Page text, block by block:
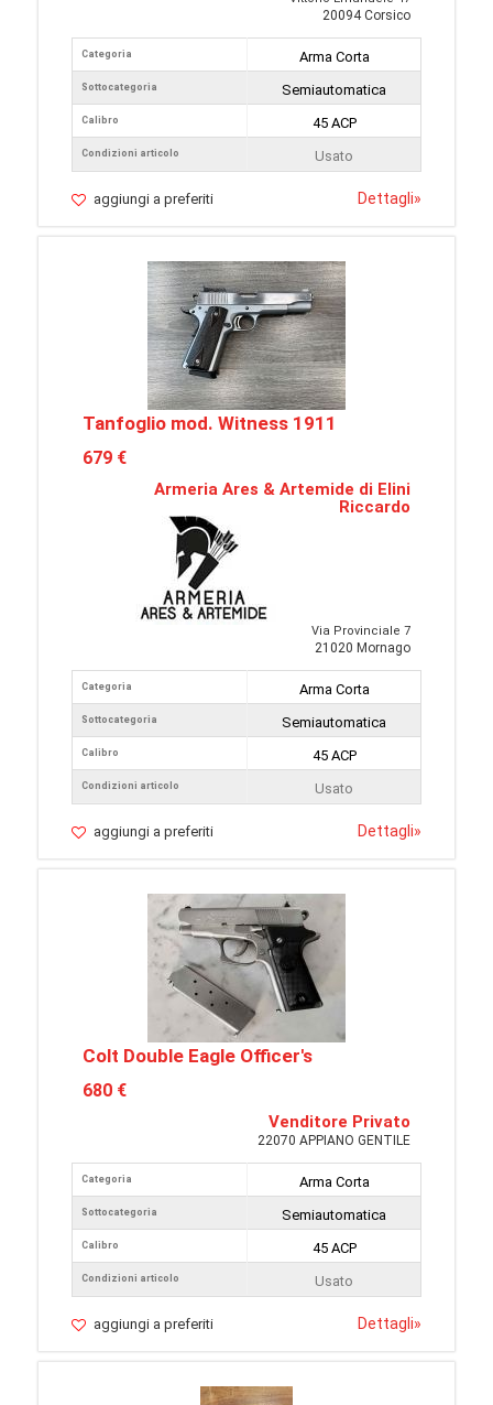
20094 Corsico
Categoria
Sottocategoria
Calibro
Condizioni articolo
Arma Corta
Semiautomatica
45 ACP
Usato
aggiungi a preferiti Dettagli»
Tanfoglio mod. Witness 1911
679 €
Armeria Ares & Artemide di Elini
Riccardo
Via Provinciale 7
21020 Mornago
Categoria
Sottocategoria
Calibro
Condizioni articolo
Arma Corta
Semiautomatica
45 ACP
Usato
aggiungi a preferiti Dettagli»
Colt Double Eagle Officer's
680 €
Venditore Privato
22070 APPIANO GENTILE
Categoria
Sottocategoria
Calibro
Condizioni articolo
Arma Corta
Semiautomatica
45 ACP
Usato
aggiungi a preferiti Dettagli»